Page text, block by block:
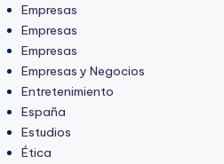
Empresas
Empresas
Empresas
Empresas y Negocios
Entretenimiento
España
Estudios
Ética